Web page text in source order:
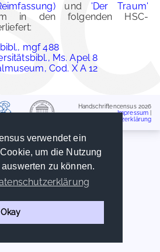
verwendet ein
um die Nutzung
zu können.
Okay
und 'Der Traum'
in den folgenden HSC-
mgf 488
Ms. Apel 8
Cod. X A 12
Handschriftencensus 2026
Impressum
Datenschutzerklärung